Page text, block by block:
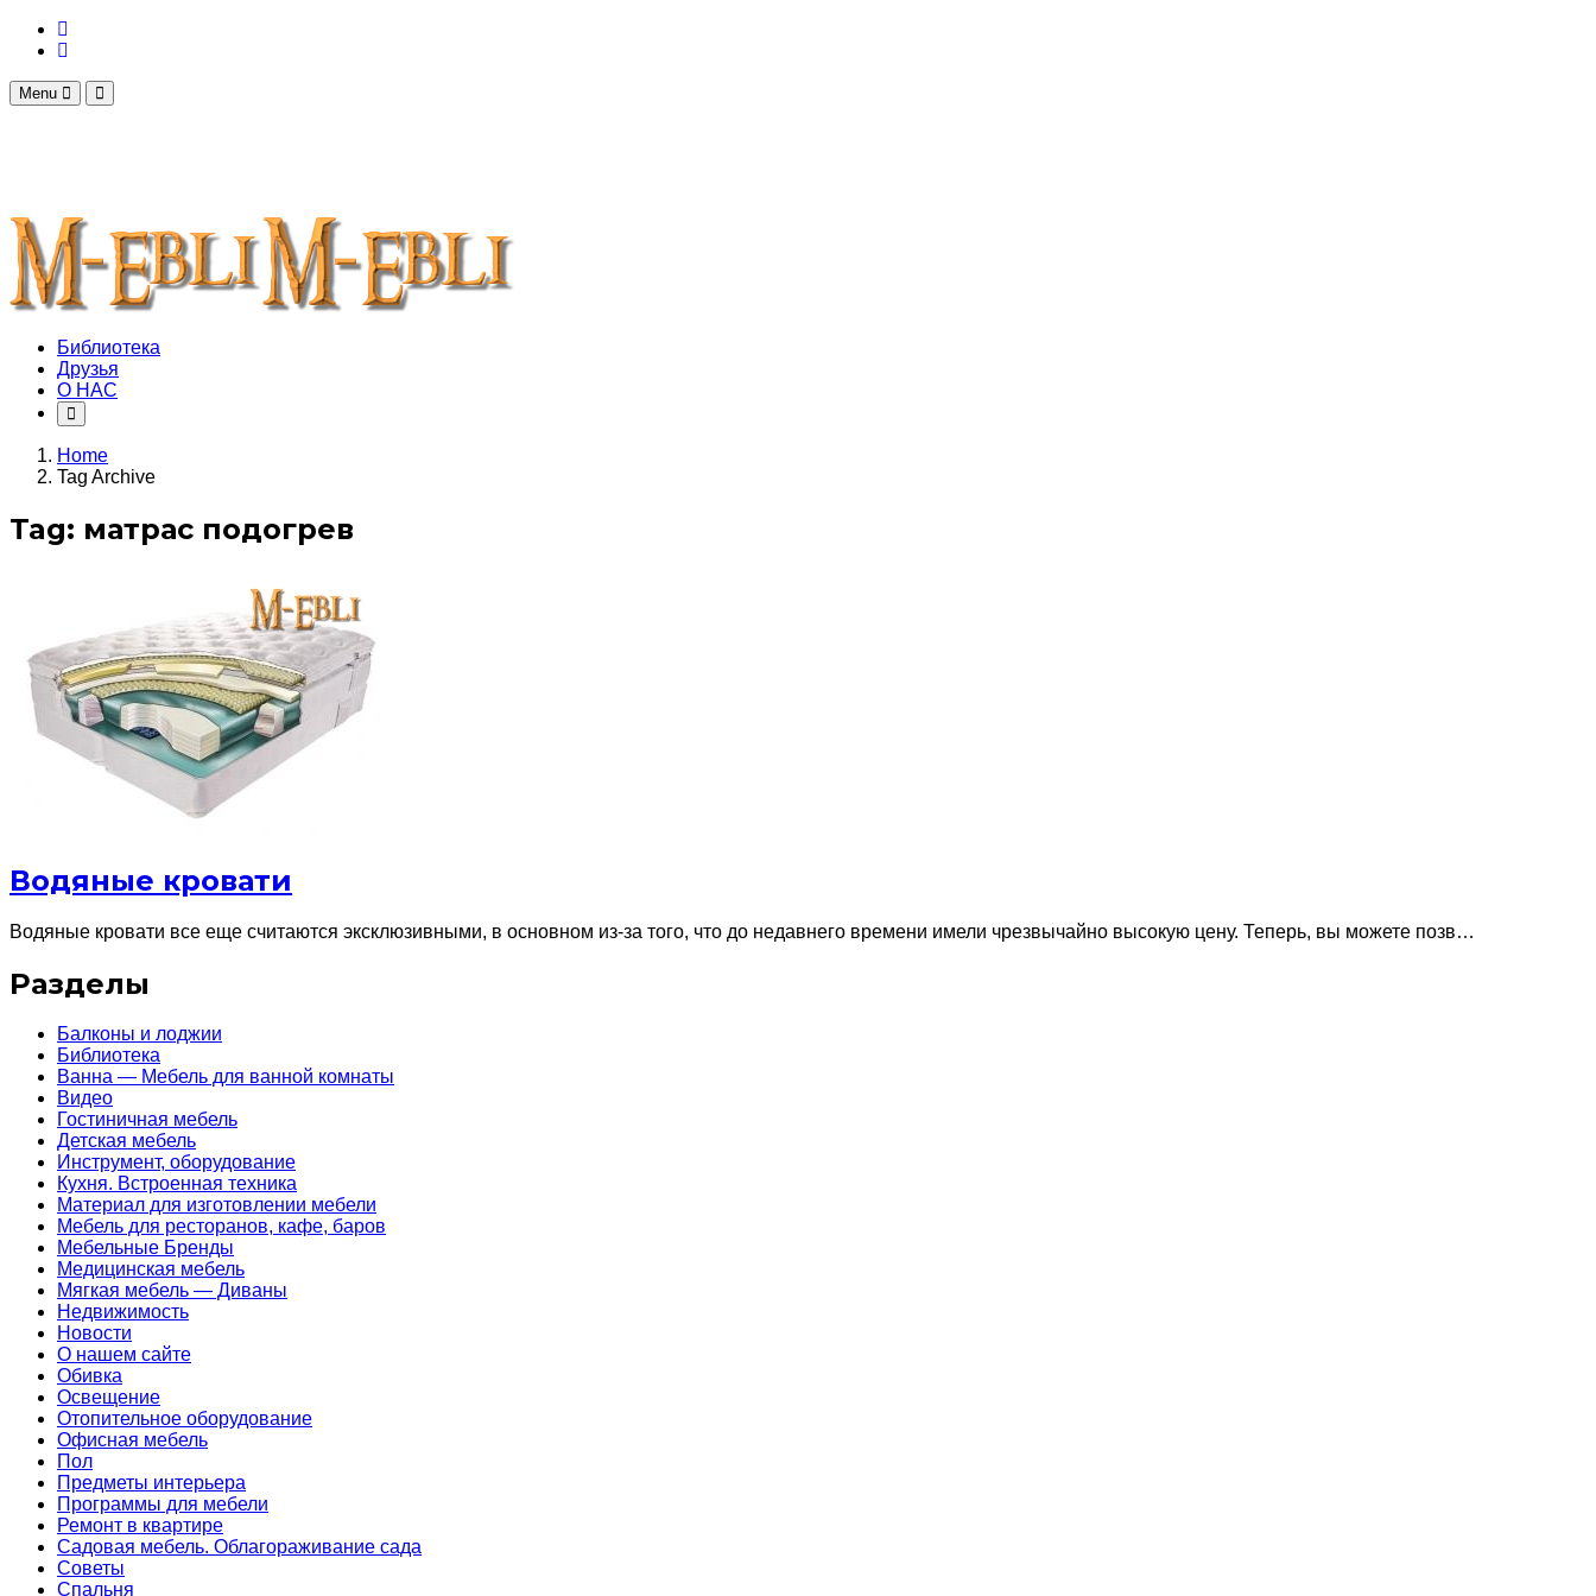
Menu
Библиотека
Друзья
О НАС
Home
Tag Archive
Tag: матрас подогрев
Водяные кровати
Водяные кровати все еще считаются эксклюзивными, в основном из-за того, что до недавнего времени имели чрезвычайно высокую цену. Теперь, вы можете позв…
Разделы
Балконы и лоджии
Библиотека
Ванна — Мебель для ванной комнаты
Видео
Гостиничная мебель
Детская мебель
Инструмент, оборудование
Кухня. Встроенная техника
Материал для изготовлении мебели
Мебель для ресторанов, кафе, баров
Мебельные Бренды
Медицинская мебель
Мягкая мебель — Диваны
Недвижимость
Новости
О нашем сайте
Обивка
Освещение
Отопительное оборудование
Офисная мебель
Пол
Предметы интерьера
Программы для мебели
Ремонт в квартире
Садовая мебель. Облагораживание сада
Советы
Спальня